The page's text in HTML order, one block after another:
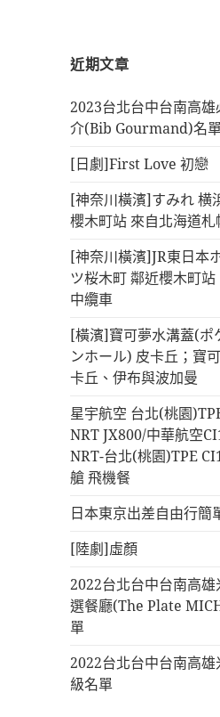
近期文章
2023台北台中台南高雄
介(Bib Gourmand)名
[日劇]First Love 初戀
[神奈川橫濱]すみれ 横
櫻木町站 來自北海道札
[神奈川橫濱]JR東日本
ツ桜木町 鄰近櫻木町站
中纜車
[橫濱]寶可夢水溝蓋(ポ
ンホール) 皮卡丘；寶
卡丘、伊布與波加曼
星宇航空 台北(桃園
NRT JX800/中華航空
NRT-台北(桃園)TPE
艙 飛機餐
日本東京出差自由行簡
[陸劇]虛顏
2022台北台中台南高雄
選餐廳(The Plate
單
2022台北台中台南高雄
級名單